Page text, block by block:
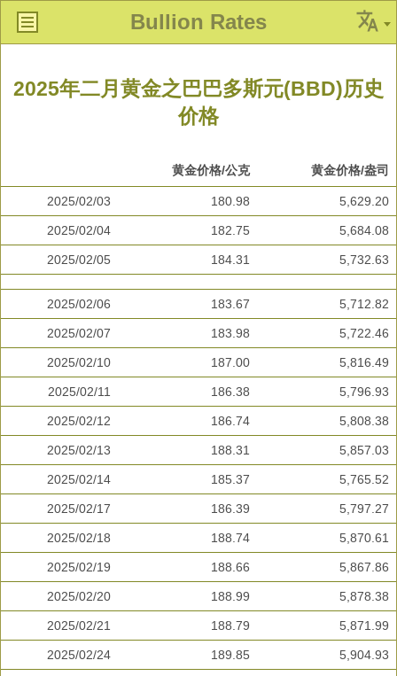
Bullion Rates
2025年二月黄金之巴巴多斯元(BBD)历史
价格
黄金价格/公克 黄金价格/盎司
2025/02/03 180.98 5,629.20
2025/02/04 182.75 5,684.08
2025/02/05 184.31 5,732.63
2025/02/06 183.67 5,712.82
2025/02/07 183.98 5,722.46
2025/02/10 187.00 5,816.49
2025/02/11 186.38 5,796.93
2025/02/12 186.74 5,808.38
2025/02/13 188.31 5,857.03
2025/02/14 185.37 5,765.52
2025/02/17 186.39 5,797.27
2025/02/18 188.74 5,870.61
2025/02/19 188.66 5,867.86
2025/02/20 188.99 5,878.38
2025/02/21 188.79 5,871.99
2025/02/24 189.85 5,904.93